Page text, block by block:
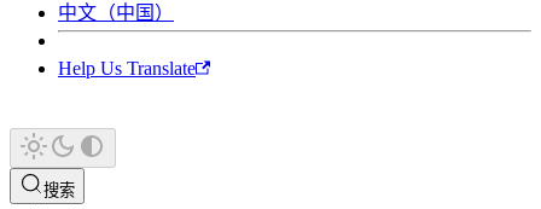
中文（中国）
Help Us Translate
搜索